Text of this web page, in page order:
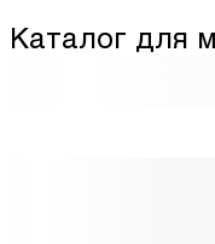
Каталог для